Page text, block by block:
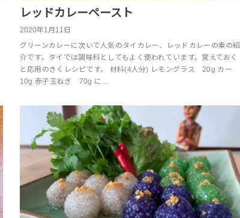
レッドカレーペースト
2020年1月11日
グリーンカレーに次いで人気のタイカレー、レッドカレーの素の紹
介です。タイでは調味料としてもよく使われています。覚えておく
と応用のきくレシピです。 材料(4人分) レモングラス 20g カー
10g 赤子玉ねぎ 70g に…